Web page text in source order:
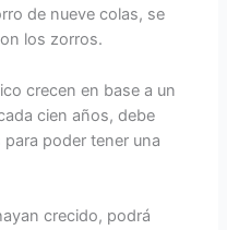
de nueve colas, se
los zorros.
crecen en base a un
cien años, debe
poder tener una
crecido, podrá